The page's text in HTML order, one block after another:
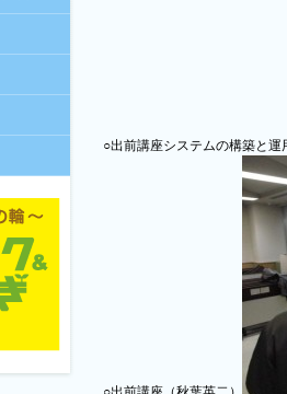
○出前講座システムの構築と運